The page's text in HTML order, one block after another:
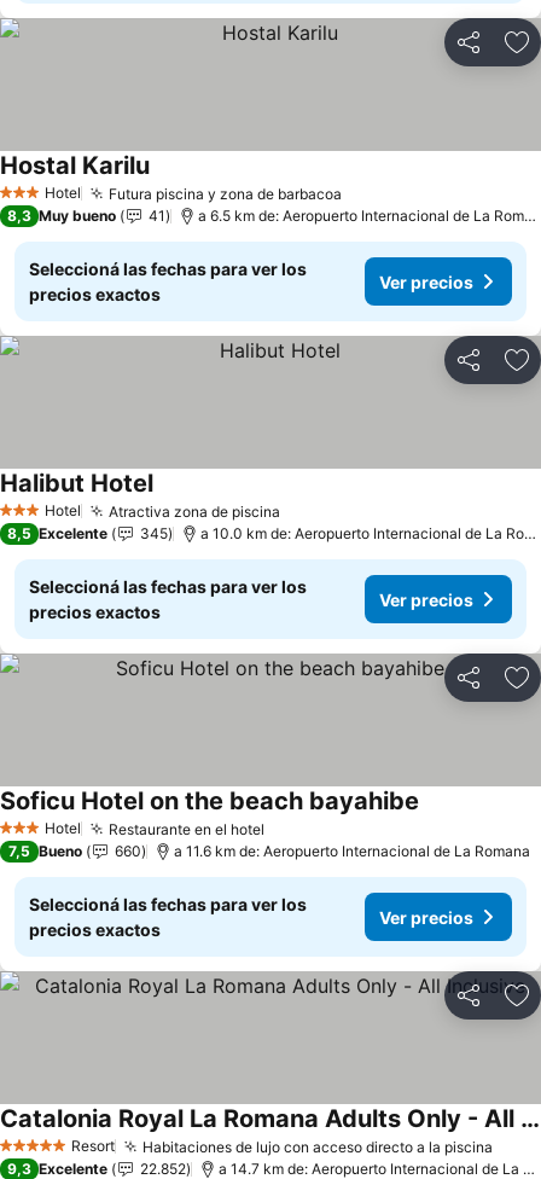
Compartir
3 Estrellas
Hotel Futura piscina y zona de barbacoa
Hostal Karilu
8,3 Muy bueno 41 a 6.5 km de: Aeropuerto Internacional de La Romana
Seleccioná las fechas para ver los
precios exactos
Ver precios
Compartir
3 Estrellas
Hotel Atractiva zona de piscina
Halibut Hotel
8,5 Excelente 345 a 10.0 km de: Aeropuerto Internacional de La Romana
Seleccioná las fechas para ver los
precios exactos
Ver precios
Compartir
3 Estrellas
Hotel Restaurante en el hotel
Soficu Hotel on the beach bayahibe
7,5 Bueno 660 a 11.6 km de: Aeropuerto Internacional de La Romana
Seleccioná las fechas para ver los
precios exactos
Ver precios
Compartir
5 Estrellas Resort Habitaciones de lujo con acceso directo a la piscina
Catalonia Royal La Romana Adults Only - All Inclusive
9,3 Excelente 22.852 a 14.7 km de: Aeropuerto Internacional de La Romana